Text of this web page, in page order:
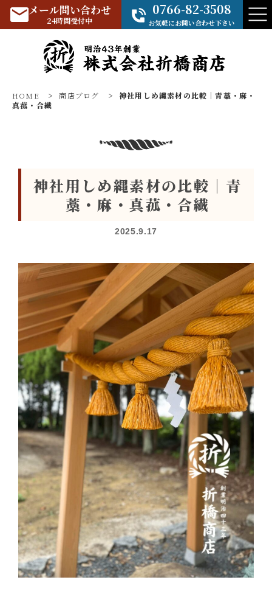
メール問い合わせ
24時間受付中
0766-82-3508
お気軽にお問い合わせ下さい
HOME > 商店ブログ >
神社用しめ縄素材の比較｜青藁・麻・
真菰・合繊
神社用しめ縄素材の比較｜青
藁・麻・真菰・合繊
2025.9.17